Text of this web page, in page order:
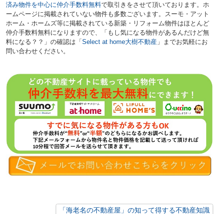
済み物件を中心に仲介手数料無料で取引きをさせて頂いております。ホ
ームページに掲載されていない物件も多数ございます。スーモ・アット
ホーム・ホームズ等に掲載されている新築・リフォーム物件はほとんど
仲介手数料無料になりますので、「もし気になる物件があるんだけど無
料になる？？」の確認は「Select at home大樹不動産」までお気軽にお
問い合わせください。
「海老名の不動産屋」の知って得する不動産知識